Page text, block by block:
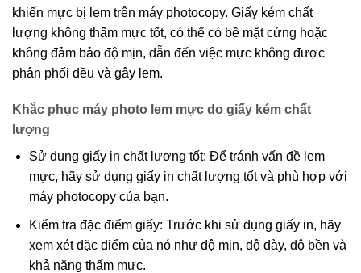
khiến mực bị lem trên máy photocopy. Giấy kém chất
lượng không thấm mực tốt, có thể có bề mặt cứng hoặc
không đảm bảo độ mịn, dẫn đến việc mực không được
phân phối đều và gây lem.
Khắc phục máy photo lem mực do giấy kém chất
lượng
Sử dụng giấy in chất lượng tốt: Để tránh vấn đề lem
mực, hãy sử dụng giấy in chất lượng tốt và phù hợp với
máy photocopy của bạn.
Kiểm tra đặc điểm giấy: Trước khi sử dụng giấy in, hãy
xem xét đặc điểm của nó như độ mịn, độ dày, độ bền và
khả năng thấm mực.